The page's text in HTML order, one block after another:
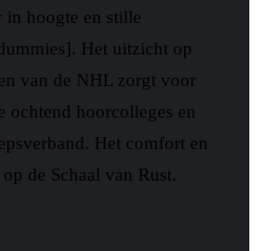
in hoogte en stille
Het uitzicht op
van de NHL zorgt voor
ochtend hoorcolleges en
Het comfort en
de Schaal van Rust.